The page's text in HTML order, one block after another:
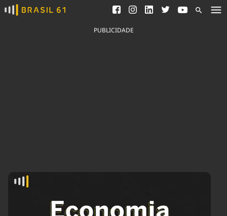
Ver todas as notícias
Saneamento
Indicadores
Agronegócios
Economia
Podcast
Política
PUBLICIDADE